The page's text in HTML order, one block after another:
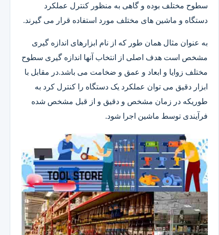
سطوح مختلف بوده و گاهی به منظور کنترل عملکرد
دستگاه و ماشین های مختلف مورد استفاده قرار می گیرند.
به عنوان مثال همان طور که از نام ابزارهای اندازه گیری
مشخص است هدف اصلی از انتخاب آنها اندازه گیری سطوح
مختلف زوایا و ابعاد و عمق و ضخامت می باشد.در مقابل با
ابزار دقیق می توان عملکرد یک دستگاه را کنترل کرد به
طوریکه در زمان مشخص و دقیق و از قبل مشخص شده
فرآیندی توسط ماشین اجرا شود.